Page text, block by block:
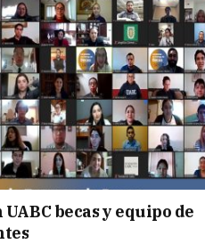
becas y equipo de